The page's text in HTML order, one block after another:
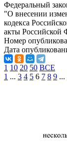
Федеральный
"О внесении
кодекса
акты Российской
Номер
Дата
1 10 20 50 ВСЕ
1 ... 3 4 5 6 7 8 9 ...